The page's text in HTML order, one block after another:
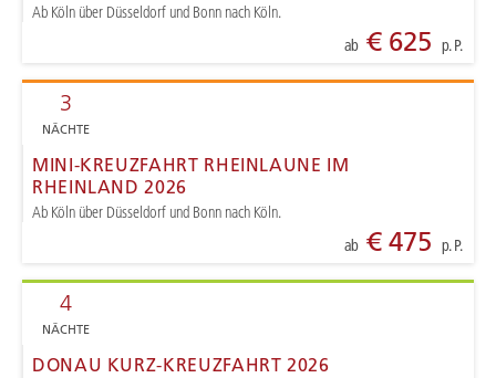
Ab Köln über Düsseldorf und Bonn nach Köln.
ab€ 625 p. P.
3
NÄCHTE
MINI-KREUZFAHRT RHEINLAUNE IM
RHEINLAND 2026
Ab Köln über Düsseldorf und Bonn nach Köln.
ab€ 475 p. P.
4
NÄCHTE
DONAU KURZ-KREUZFAHRT 2026